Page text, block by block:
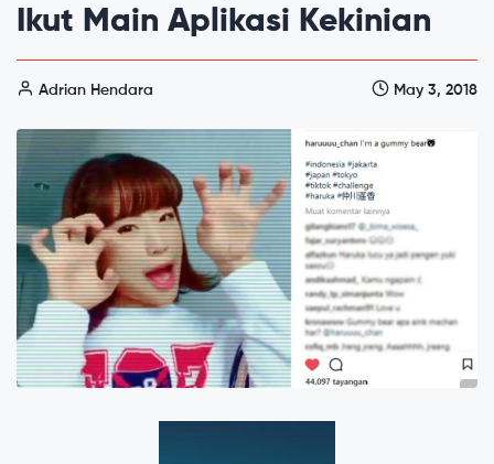
Ikut Main Aplikasi Kekinian
Adrian Hendara May 3, 2018